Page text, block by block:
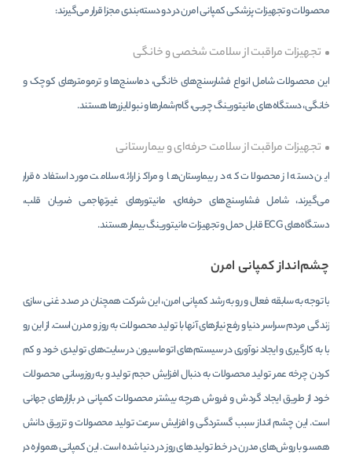
محصولات و تجهیزات پزشکی کمپانی امرن در دو دسته‌بندی مجزا قرار می‌گیرند:
تجهیزات مراقبت از سلامت شخصی و خانگی
این محصولات شامل انواع فشارسنج‌های خانگی، دماسنج‌ها و ترمومترهای کوچک و
خانگی، دستگاه‌های مانیتورینگ چربی، گام‌شمارها و نبولایزرها هستند.
تجهیزات مراقبت از سلامت حرفه‌ای و بیمارستانی
این دسته از محصولات که در بیمارستا‌ن‌ها و مراکز ارائه سلامت مورد استفاده قرار
می‌گیرند، شامل فشارسنج‌های حرفه‌ای، مانیتورهای غیرتهاجمی ضربان قلب،
دستگاه‌های ECG قابل حمل و تجهیزات مانیتورینگ بیمار هستند.
چشم‌انداز کمپانی امرن
با توجه به سابقه فعال و رو به رشد کمپانی امرن، این شرکت همچنان در صدد غنی سازی
زندگی مردم سراسر دنیا و رفع نیازهای آنها با تولید محصولات به روز و مدرن است. از این رو
با به کارگیری و ایجاد نوآوری در سیستم‌های اتوماسیون در سایت‌های تولیدی خود و کم
کردن چرخه عمر تولید محصولات به دنبال افزایش حجم تولید و به روزرسانی محصولات
خود از طریق ایجاد گردش و فروش هرچه بیشتر محصولات کمپانی در بازارهای جهانی
است. این چشم انداز سبب گستردگی و افزایش سرعت تولید محصولات و تزریق دانش
همسو با روش‌های مدرن در خط تولیدهای روز در دنیا شده است. این کمپانی همواره در